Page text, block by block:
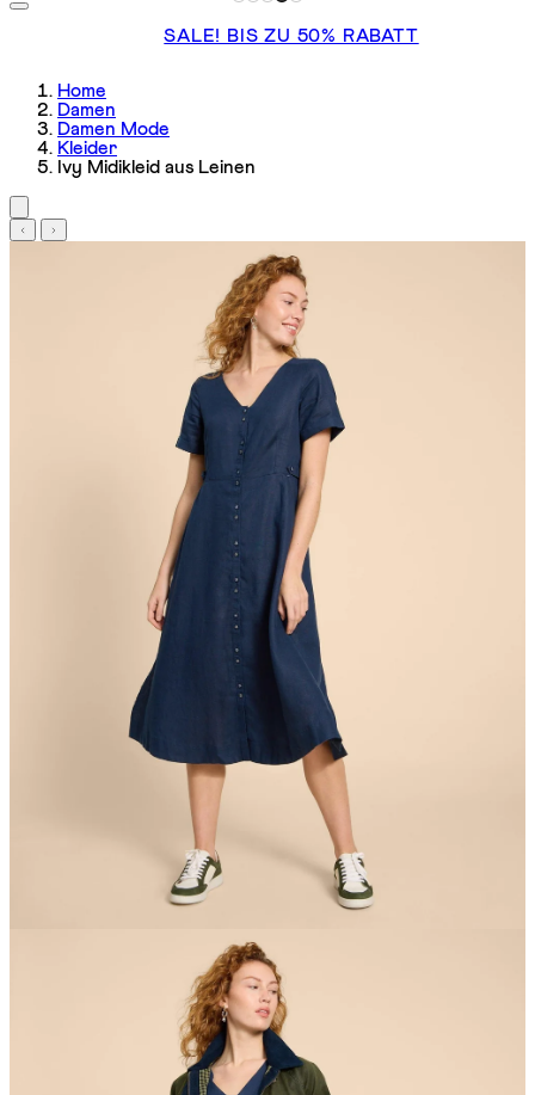
SALE! BIS ZU 50% RABATT
Home
Damen
Damen Mode
Kleider
Ivy Midikleid aus Leinen